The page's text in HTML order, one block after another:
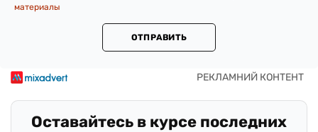
материалы
ОТПРАВИТЬ
Оставайтесь в курсе последних